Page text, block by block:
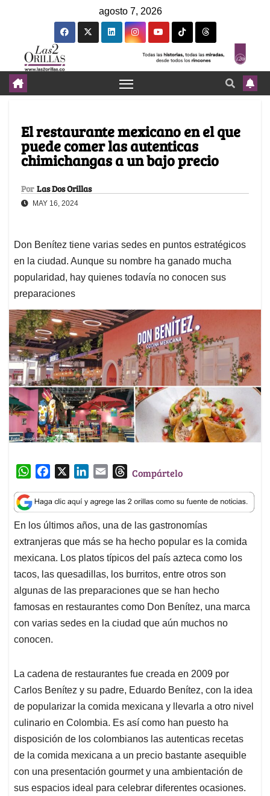
agosto 7, 2026
El restaurante mexicano en el que
puede comer las autenticas
chimichangas a un bajo precio
Por Las Dos Orillas
MAY 16, 2024
Don Benítez tiene varias sedes en puntos estratégicos
en la ciudad. Aunque su nombre ha ganado mucha
popularidad, hay quienes todavía no conocen sus
preparaciones
W
a
t
s
A
p
p
c
e
b
o
o
k
n
k
e
d
I
n
a
i
l
T
r
e
a
d
s
Compártelo
En los últimos años, una de las gastronomías
extranjeras que más se ha hecho popular es la comida
mexicana. Los platos típicos del país azteca como los
tacos, las quesadillas, los burritos, entre otros son
algunas de las preparaciones que se han hecho
famosas en restaurantes como Don Benítez, una marca
con varias sedes en la ciudad que aún muchos no
conocen.
La cadena de restaurantes fue creada en 2009 por
Carlos Benítez y su padre, Eduardo Benítez, con la idea
de popularizar la comida mexicana y llevarla a otro nivel
culinario en Colombia. Es así como han puesto ha
disposición de los colombianos las autenticas recetas
de la comida mexicana a un precio bastante asequible
con una presentación gourmet y una ambientación de
sus espacios ideal para celebrar diferentes ocasiones.